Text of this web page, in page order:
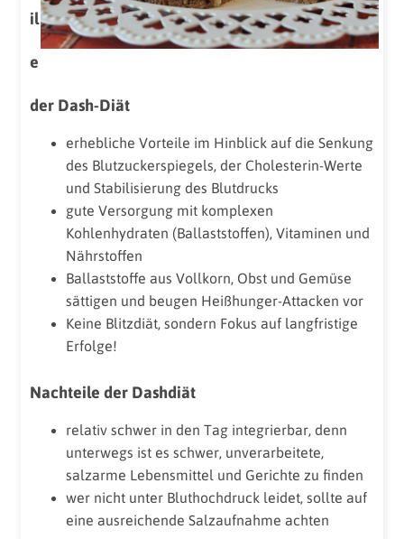
il
e
der Dash-Diät
erhebliche Vorteile im Hinblick auf die Senkung
des Blutzuckerspiegels, der Cholesterin-Werte
und Stabilisierung des Blutdrucks
gute Versorgung mit komplexen
Kohlenhydraten (Ballaststoffen), Vitaminen und
Nährstoffen
Ballaststoffe aus Vollkorn, Obst und Gemüse
sättigen und beugen Heißhunger-Attacken vor
Keine Blitzdiät, sondern Fokus auf langfristige
Erfolge!
Nachteile der Dashdiät
relativ schwer in den Tag integrierbar, denn
unterwegs ist es schwer, unverarbeitete,
salzarme Lebensmittel und Gerichte zu finden
wer nicht unter Bluthochdruck leidet, sollte auf
eine ausreichende Salzaufnahme achten